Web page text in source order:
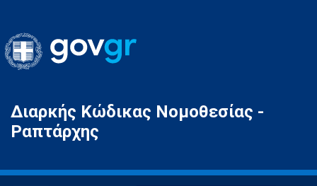
Gov.gr
Διαρκής Κώδικας Νομοθεσίας -
Ραπτάρχης